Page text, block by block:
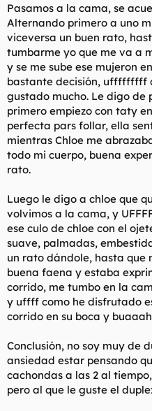
Pasamos a la cama, se
Alternando primero a uno
viceversa un buen rato,
tumbarme yo que me va a
y se me sube ese mujeron
bastante decisión, ufffffffff
gustado mucho. Le digo
primero empiezo con taty
perfecta pars follar, ella
mientras Chloe me
todo mi cuerpo, buena
rato.
Luego le digo a chloe que
volvimos a la cama, y
ese culo de chloe con el
suave, palmadas,
un rato dándole, hasta que
buena faena y estaba
corrido, me tumbo en la
y uffff como he disfrutado
corrido en su boca y
Conclusión, no soy muy de
ansiedad estar pensando
cachondas a las 2 al
pero al que le guste el